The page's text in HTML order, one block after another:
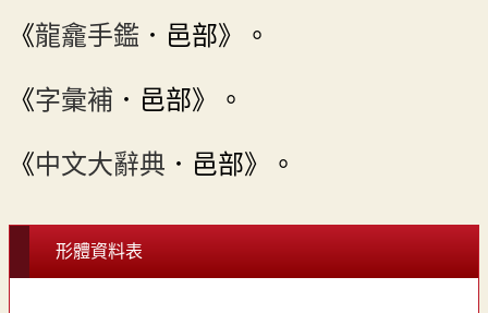
《龍龕手鑑 ．邑部》。
《字彙補 ．邑部》。
《中文大辭典 ．邑部》。
形體資料表